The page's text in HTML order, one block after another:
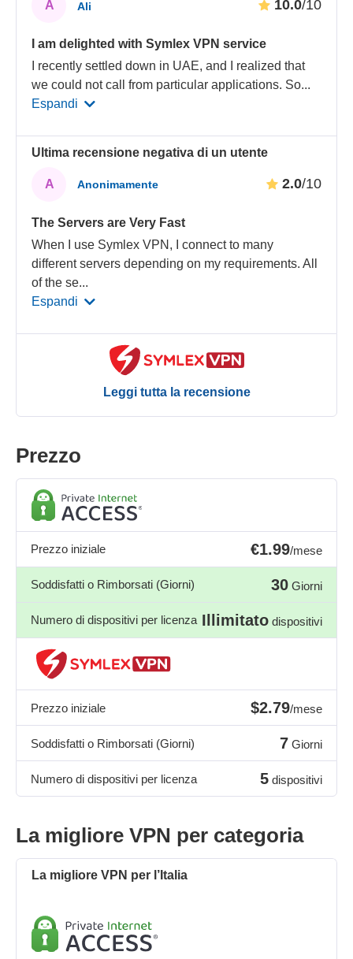
A Ali 10.0/10
I am delighted with Symlex VPN service
I recently settled down in UAE, and I realized that
we could not call from particular applications. So...
Espandi
Ultima recensione negativa di un utente
A Anonimamente 2.0/10
The Servers are Very Fast
When I use Symlex VPN, I connect to many
different servers depending on my requirements. All
of the se...
Espandi
Leggi tutta la recensione
Prezzo
Prezzo iniziale €1.99/mese
Soddisfatti o Rimborsati (Giorni) 30 Giorni
Numero di dispositivi per licenza Illimitato dispositivi
Prezzo iniziale $2.79/mese
Soddisfatti o Rimborsati (Giorni) 7 Giorni
Numero di dispositivi per licenza 5 dispositivi
La migliore VPN per categoria
La migliore VPN per l’Italia